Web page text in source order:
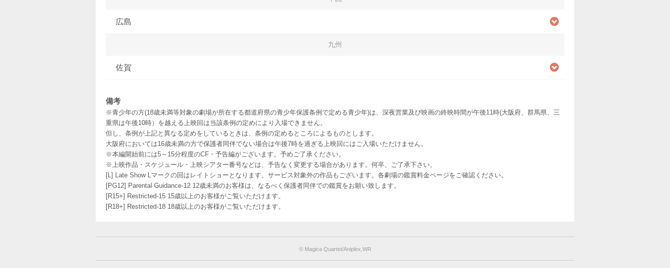
広島
九州
佐賀
備考
※青少年の方(18歳未満等対象の劇場が所在する都道府県の青少年保護条例で定める青少年)は、深夜営業及び映画の終映時間が午後11時(大阪府、群馬県、三
重県は午後10時）を越える上映回は当該条例の定めにより入場できません。
但し、条例が上記と異なる定めをしているときは、条例の定めるところによるものとします。
大阪府においては16歳未満の方で保護者同伴でない場合は午後7時を過ぎる上映回にはご入場いただけません。
※本編開始前には5～15分程度のCF・予告編がございます。予めご了承ください。
※上映作品・スケジュール・上映シアター番号などは、予告なく変更する場合があります。何卒、ご了承下さい。
[L] Late Show Lマークの回はレイトショーとなります。サービス対象外の作品もございます。各劇場の鑑賞料金ページをご確認ください。
[PG12] Parental Guidance-12 12歳未満のお客様は、なるべく保護者同伴での鑑賞をお願い致します。
[R15+] Restricted-15 15歳以上のお客様がご覧いただけます。
[R18+] Restricted-18 18歳以上のお客様がご覧いただけます。
© Magica Quartet/Aniplex,WR